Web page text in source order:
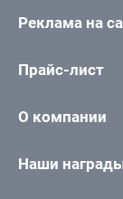
Реклама на
Прайс-лист
О компании
Наши